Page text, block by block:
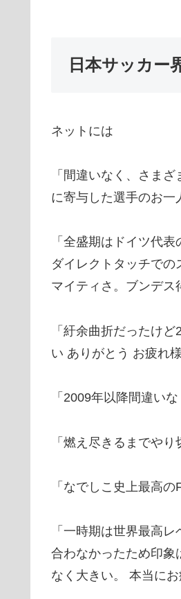
日本サッカー
ネットには
「間違いなく、さま
に寄与した選手のお一
「全盛期はドイツ代
ダイレクトタッチで
マイティさ。ブンデス
「紆余曲折だったけ
い ありがとう お疲れ
「2009年以降間違い
「燃え尽きるまでや
「なでしこ史上最高の
「一時期は世界最高
合わなかったため印象
なく大きい。 本当にお